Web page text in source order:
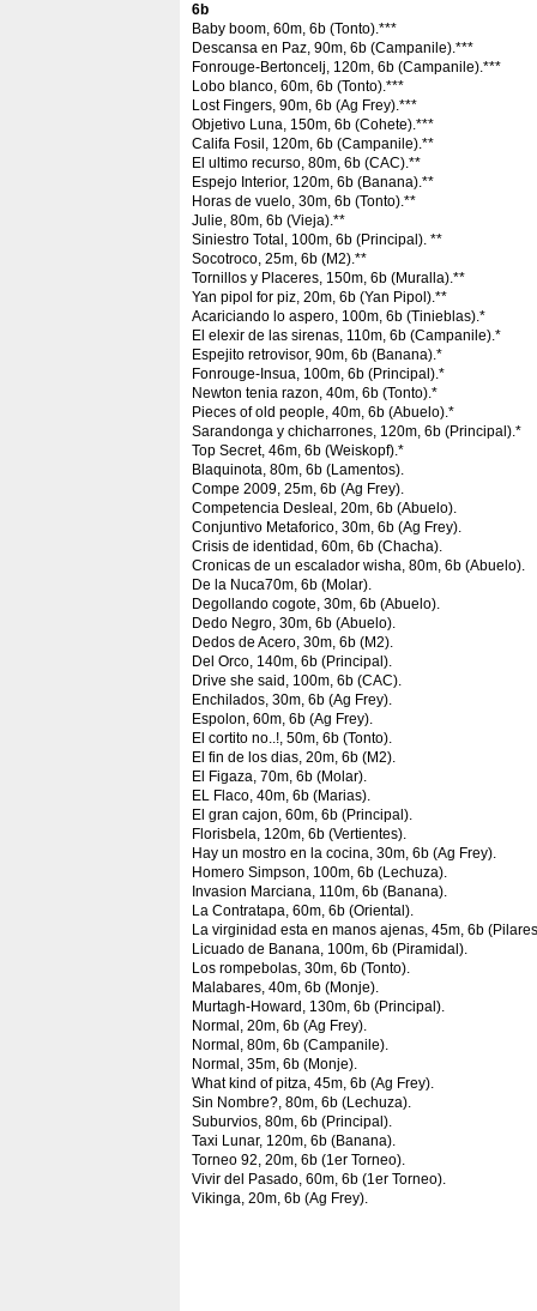
6b
Baby boom, 60m, 6b (Tonto).***
Descansa en Paz, 90m, 6b (Campanile).***
Fonrouge-Bertoncelj, 120m, 6b (Campanile).***
Lobo blanco, 60m, 6b (Tonto).***
Lost Fingers, 90m, 6b (Ag Frey).***
Objetivo Luna, 150m, 6b (Cohete).***
Califa Fosil, 120m, 6b (Campanile).**
El ultimo recurso, 80m, 6b (CAC).**
Espejo Interior, 120m, 6b (Banana).**
Horas de vuelo, 30m, 6b (Tonto).**
Julie, 80m, 6b (Vieja).**
Siniestro Total, 100m, 6b (Principal). **
Socotroco, 25m, 6b (M2).**
Tornillos y Placeres, 150m, 6b (Muralla).**
Yan pipol for piz, 20m, 6b (Yan Pipol).**
Acariciando lo aspero, 100m, 6b (Tinieblas).*
El elexir de las sirenas, 110m, 6b (Campanile).*
Espejito retrovisor, 90m, 6b (Banana).*
Fonrouge-Insua, 100m, 6b (Principal).*
Newton tenia razon, 40m, 6b (Tonto).*
Pieces of old people, 40m, 6b (Abuelo).*
Sarandonga y chicharrones, 120m, 6b (Principal).*
Top Secret, 46m, 6b (Weiskopf).*
Blaquinota, 80m, 6b (Lamentos).
Compe 2009, 25m, 6b (Ag Frey).
Competencia Desleal, 20m, 6b (Abuelo).
Conjuntivo Metaforico, 30m, 6b (Ag Frey).
Crisis de identidad, 60m, 6b (Chacha).
Cronicas de un escalador wisha, 80m, 6b (Abuelo).
De la Nuca70m, 6b (Molar).
Degollando cogote, 30m, 6b (Abuelo).
Dedo Negro, 30m, 6b (Abuelo).
Dedos de Acero, 30m, 6b (M2).
Del Orco, 140m, 6b (Principal).
Drive she said, 100m, 6b (CAC).
Enchilados, 30m, 6b (Ag Frey).
Espolon, 60m, 6b (Ag Frey).
El cortito no..!, 50m, 6b (Tonto).
El fin de los dias, 20m, 6b (M2).
El Figaza, 70m, 6b (Molar).
EL Flaco, 40m, 6b (Marias).
El gran cajon, 60m, 6b (Principal).
Florisbela, 120m, 6b (Vertientes).
Hay un mostro en la cocina, 30m, 6b (Ag Frey).
Homero Simpson, 100m, 6b (Lechuza).
Invasion Marciana, 110m, 6b (Banana).
La Contratapa, 60m, 6b (Oriental).
La virginidad esta en manos ajenas, 45m, 6b
Licuado de Banana, 100m, 6b (Piramidal).
Los rompebolas, 30m, 6b (Tonto).
Malabares, 40m, 6b (Monje).
Murtagh-Howard, 130m, 6b (Principal).
Normal, 20m, 6b (Ag Frey).
Normal, 80m, 6b (Campanile).
Normal, 35m, 6b (Monje).
What kind of pitza, 45m, 6b (Ag Frey).
Sin Nombre?, 80m, 6b (Lechuza).
Suburvios, 80m, 6b (Principal).
Taxi Lunar, 120m, 6b (Banana).
Torneo 92, 20m, 6b (1er Torneo).
Vivir del Pasado, 60m, 6b (1er Torneo).
Vikinga, 20m, 6b (Ag Frey).